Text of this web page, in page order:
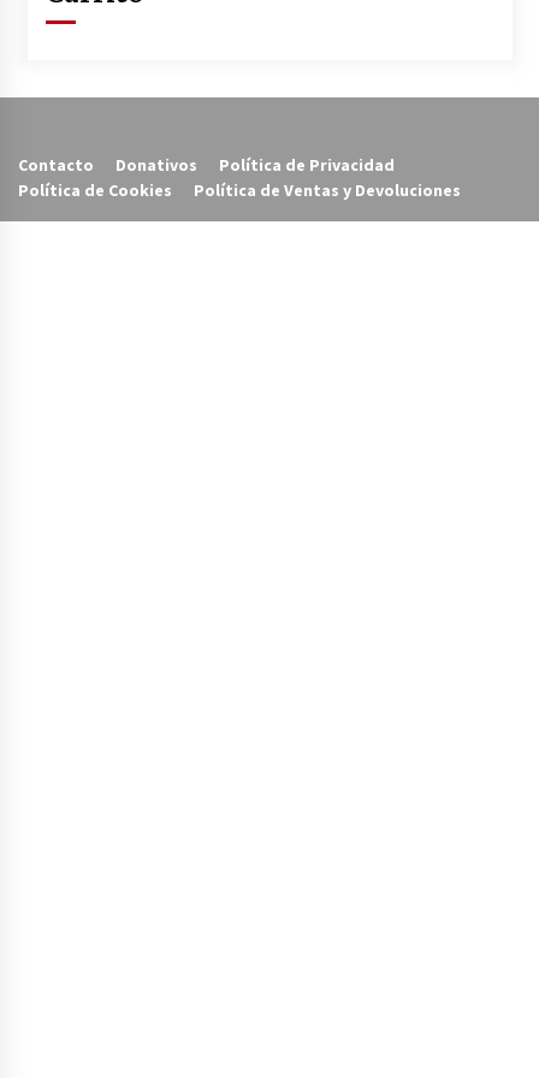
Contacto Donativos
Política de Privacidad
Política de Cookies
Política de Ventas y Devoluciones